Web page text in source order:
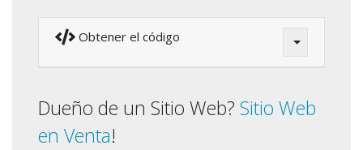
Obtener el código
Dueño de un Sitio Web? Sitio Web
en Venta!